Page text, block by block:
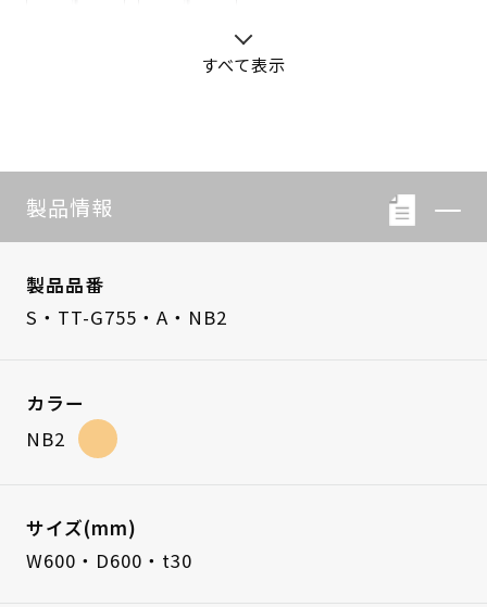
すべて表示
製品情報
製品品番
S・TT-G755・A・NB2
カラー
NB2
サイズ(mm)
W600・D600・t30